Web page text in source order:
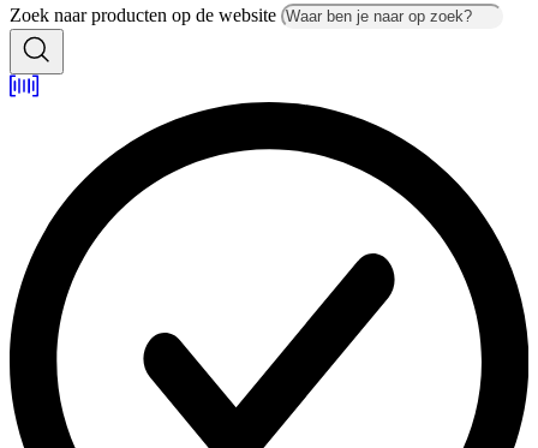
Zoek naar producten op de website